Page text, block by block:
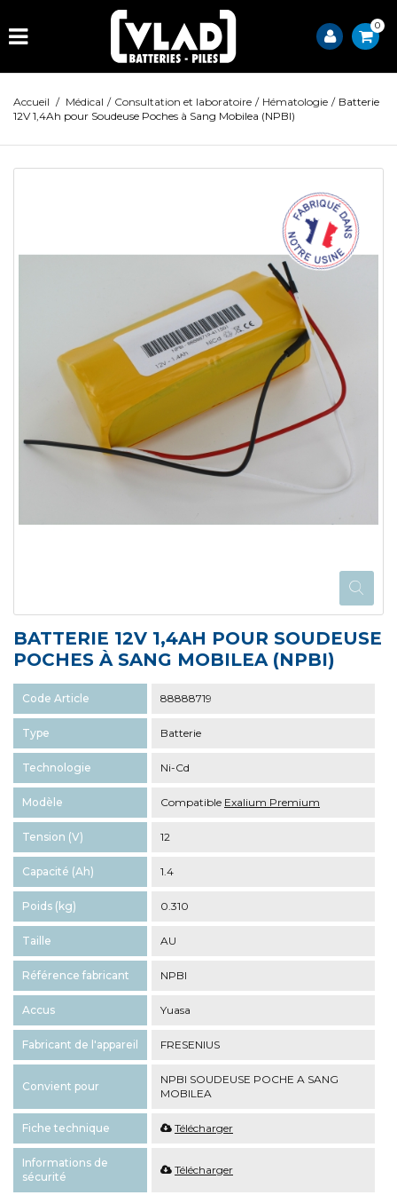
0
Accueil / Médical / Consultation et laboratoire / Hématologie / Batterie
12V 1,4Ah pour Soudeuse Poches à Sang Mobilea (NPBI)
BATTERIE 12V 1,4AH POUR SOUDEUSE
POCHES À SANG MOBILEA (NPBI)
Code Article 88888719
Type Batterie
Technologie Ni-Cd
Modèle Compatible Exalium Premium
Tension (V) 12
Capacité (Ah) 1.4
Poids (kg) 0.310
Taille AU
Référence fabricant NPBI
Accus Yuasa
Fabricant de l'appareil FRESENIUS
Convient pour
NPBI SOUDEUSE POCHE A SANG
MOBILEA
Fiche technique Télécharger
Informations de
sécurité
Télécharger